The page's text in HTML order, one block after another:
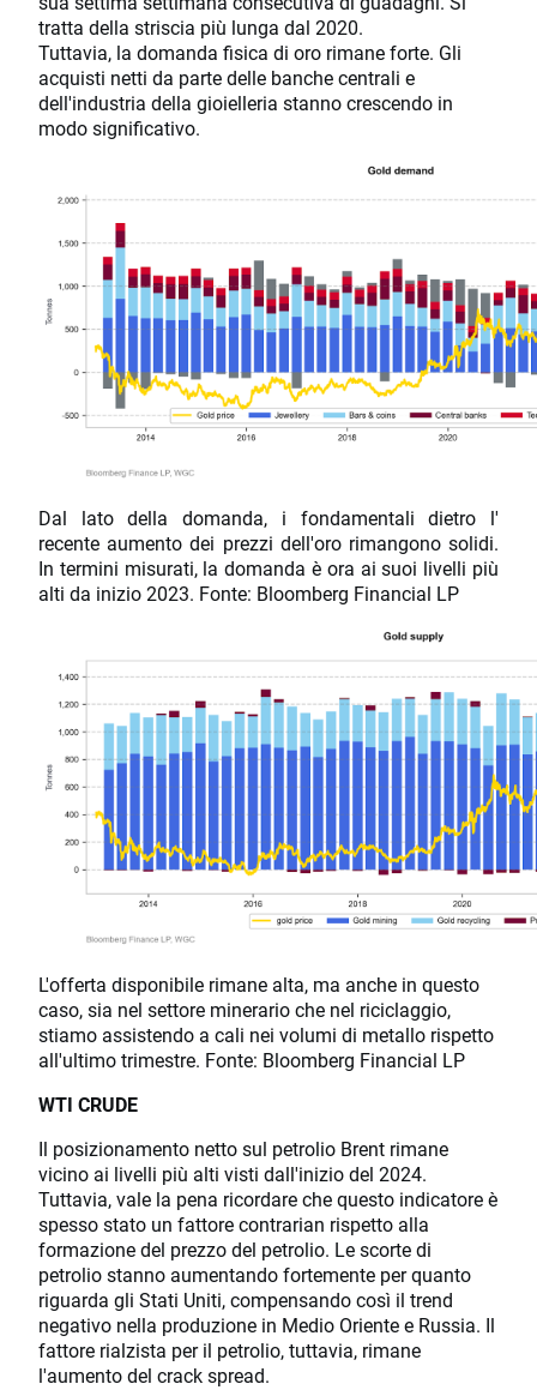
tratta della striscia più lunga dal 2020.
Tuttavia, la domanda fisica di oro rimane forte. Gli
acquisti netti da parte delle banche centrali e
dell'industria della gioielleria stanno crescendo in
modo significativo.
Dal lato della domanda, i fondamentali dietro l'
recente aumento dei prezzi dell'oro rimangono solidi.
In termini misurati, la domanda è ora ai suoi livelli più
alti da inizio 2023. Fonte: Bloomberg Financial LP
L'offerta disponibile rimane alta, ma anche in questo
caso, sia nel settore minerario che nel riciclaggio,
stiamo assistendo a cali nei volumi di metallo rispetto
all'ultimo trimestre. Fonte: Bloomberg Financial LP
WTI CRUDE
Il posizionamento netto sul petrolio Brent rimane
vicino ai livelli più alti visti dall'inizio del 2024.
Tuttavia, vale la pena ricordare che questo indicatore è
spesso stato un fattore contrarian rispetto alla
formazione del prezzo del petrolio. Le scorte di
petrolio stanno aumentando fortemente per quanto
riguarda gli Stati Uniti, compensando così il trend
negativo nella produzione in Medio Oriente e Russia. Il
fattore rialzista per il petrolio, tuttavia, rimane
l'aumento del crack spread.